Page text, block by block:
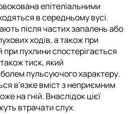
епітеліальними
в середньому вусі.
після частих запалень або
ходів, а також при
пухлини спостерігається
тиск, який
пульсуючого характеру.
в'язке вміст з неприємним
на гній. Внаслідок цієї
втрачати слух.